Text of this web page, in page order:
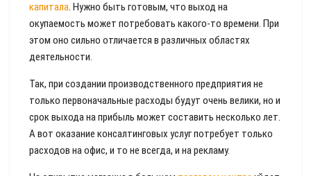
капитала. Нужно быть готовым, что выход на
окупаемость может потребовать какого-то времени. При
этом оно сильно отличается в различных областях
деятельности.
Так, при создании производственного предприятия не
только первоначальные расходы будут очень велики, но и
срок выхода на прибыль может составить несколько лет.
А вот оказание консалтинговых услуг потребует только
расходов на офис, и то не всегда, и на рекламу.